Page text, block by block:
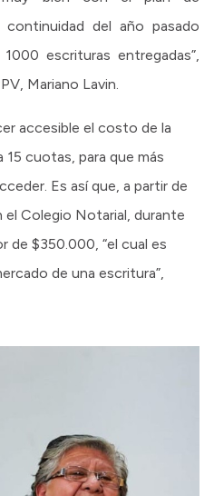
del año pasado
escrituras entregadas”,
Mariano Lavin.
accesible el costo de la
15 cuotas, para que más
Es así que, a partir de
Colegio Notarial, durante
de $350.000, “el cual es
de una escritura”,